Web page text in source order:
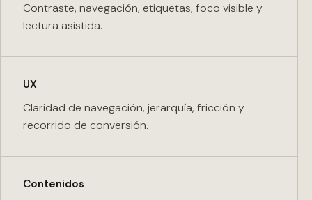
Contraste, navegación, etiquetas, foco visible y
lectura asistida.
UX
Claridad de navegación, jerarquía, fricción y
recorrido de conversión.
Contenidos